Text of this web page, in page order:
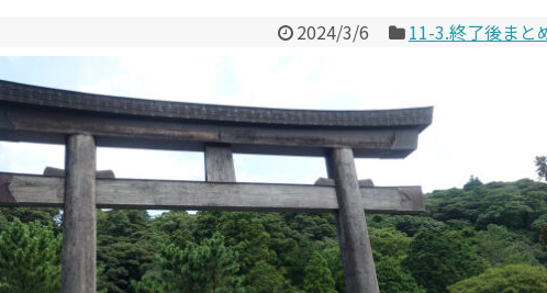
2024/3/6 11-3.終了後まと